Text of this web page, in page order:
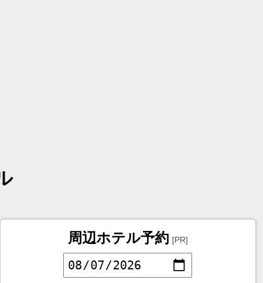
周辺ホテル予約 [PR]